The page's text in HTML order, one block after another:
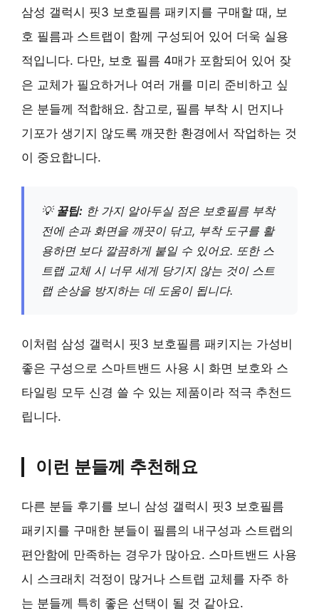
삼성 갤럭시 핏3 보호필름 패키지를 구매할 때, 보
호 필름과 스트랩이 함께 구성되어 있어 더욱 실용
적입니다. 다만, 보호 필름 4매가 포함되어 있어 잦
은 교체가 필요하거나 여러 개를 미리 준비하고 싶
은 분들께 적합해요. 참고로, 필름 부착 시 먼지나
기포가 생기지 않도록 깨끗한 환경에서 작업하는 것
이 중요합니다.
💡 꿀팁: 한 가지 알아두실 점은 보호필름 부착
전에 손과 화면을 깨끗이 닦고, 부착 도구를 활
용하면 보다 깔끔하게 붙일 수 있어요. 또한 스
트랩 교체 시 너무 세게 당기지 않는 것이 스트
랩 손상을 방지하는 데 도움이 됩니다.
이처럼 삼성 갤럭시 핏3 보호필름 패키지는 가성비
좋은 구성으로 스마트밴드 사용 시 화면 보호와 스
타일링 모두 신경 쓸 수 있는 제품이라 적극 추천드
립니다.
이런 분들께 추천해요
다른 분들 후기를 보니 삼성 갤럭시 핏3 보호필름
패키지를 구매한 분들이 필름의 내구성과 스트랩의
편안함에 만족하는 경우가 많아요. 스마트밴드 사용
시 스크래치 걱정이 많거나 스트랩 교체를 자주 하
는 분들께 특히 좋은 선택이 될 것 같아요.